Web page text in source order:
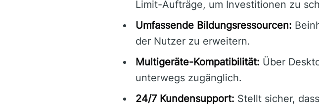
Limit-Aufträge, um Investitionen zu
Umfassende Bildungsressourcen:
der Nutzer zu erweitern.
Multigeräte-Kompatibilität: Über
unterwegs zugänglich.
24/7 Kundensupport: Stellt sicher,